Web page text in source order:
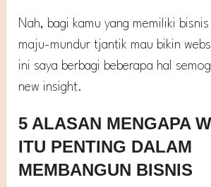
Nah, bagi kamu yang memiliki
maju-mundur tjantik mau bikin
ini saya berbagi beberapa hal
new insight.
5 ALASAN MENGAPA
ITU PENTING DALAM
MEMBANGUN BISNIS